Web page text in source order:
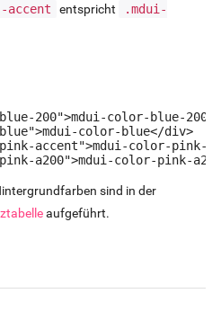
-accent entspricht
.mdui-
200">mdui-color-blue-
color-blue</div>
accent">mdui-color-pink-
a200">mdui-color-pink-
sind in der
aufgeführt.